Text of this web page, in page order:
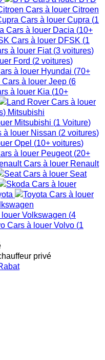
Citroen
Cupra (1
Dacia (10+
DFSK (1
Fiat (3 voitures)
Ford (2 voitures)
Hyundai (70+
Jeep (6
Kia (10+
) Mitsubishi
Mitsubishi (1 Voiture)
Nissan (2 voitures)
Opel (10+ voitures)
Peugeot (20+
Renault
Seat
Volkswagen (4
Volvo (1
privé